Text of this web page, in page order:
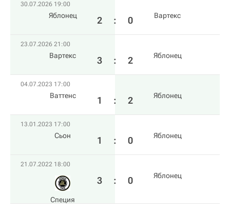
30.07.2026 19:00
Яблонец 2 : 0 Вартекс
23.07.2026 21:00
Вартекс 3 : 2 Яблонец
04.07.2023 17:00
Ваттенс 1 : 2 Яблонец
13.01.2023 17:00
Сьон 1 : 0 Яблонец
21.07.2022 18:00
Специя
3 : 0 Яблонец